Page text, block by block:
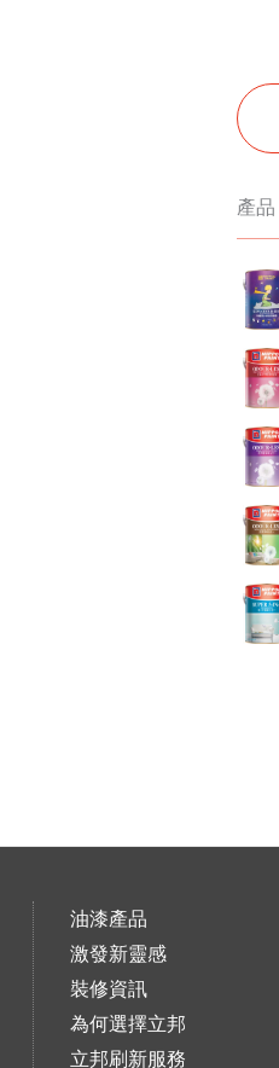
產品
油漆產品
激發新靈感
裝修資訊
為何選擇立邦
立邦刷新服務